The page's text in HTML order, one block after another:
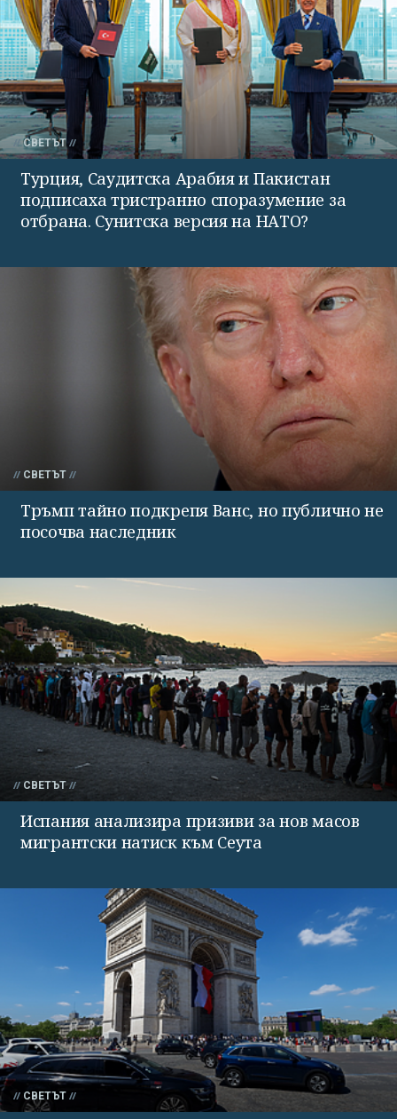
СВЕТЪТ
Турция, Саудитска Арабия и Пакистан
подписаха тристранно споразумение за
отбрана. Сунитска версия на НАТО?
СВЕТЪТ
Тръмп тайно подкрепя Ванс, но публично не
посочва наследник
СВЕТЪТ
Испания анализира призиви за нов масов
мигрантски натиск към Сеута
СВЕТЪТ